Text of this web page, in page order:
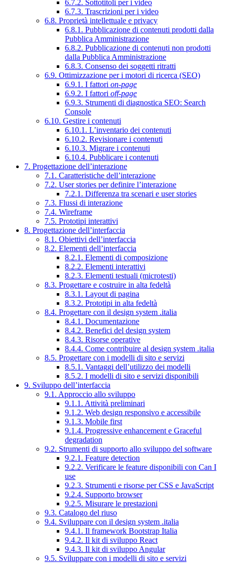
6.7.2. Sottotitoli per i video
6.7.3. Trascrizioni per i video
6.8. Proprietà intellettuale e privacy
6.8.1. Pubblicazione di contenuti prodotti dalla
Pubblica Amministrazione
6.8.2. Pubblicazione di contenuti non prodotti
dalla Pubblica Amministrazione
6.8.3. Consenso dei soggetti ritratti
6.9. Ottimizzazione per i motori di ricerca (SEO)
6.9.1. I fattori on-page
6.9.2. I fattori off-page
6.9.3. Strumenti di diagnostica SEO: Search
Console
6.10. Gestire i contenuti
6.10.1. L’inventario dei contenuti
6.10.2. Revisionare i contenuti
6.10.3. Migrare i contenuti
6.10.4. Pubblicare i contenuti
7. Progettazione dell’interazione
7.1. Caratteristiche dell’interazione
7.2. User stories per definire l’interazione
7.2.1. Differenza tra scenari e user stories
7.3. Flussi di interazione
7.4. Wireframe
7.5. Prototipi interattivi
8. Progettazione dell’interfaccia
8.1. Obiettivi dell’interfaccia
8.2. Elementi dell’interfaccia
8.2.1. Elementi di composizione
8.2.2. Elementi interattivi
8.2.3. Elementi testuali (microtesti)
8.3. Progettare e costruire in alta fedeltà
8.3.1. Layout di pagina
8.3.2. Prototipi in alta fedeltà
8.4. Progettare con il design system .italia
8.4.1. Documentazione
8.4.2. Benefici del design system
8.4.3. Risorse operative
8.4.4. Come contribuire al design system .italia
8.5. Progettare con i modelli di sito e servizi
8.5.1. Vantaggi dell’utilizzo dei modelli
8.5.2. I modelli di sito e servizi disponibili
9. Sviluppo dell’interfaccia
9.1. Approccio allo sviluppo
9.1.1. Attività preliminari
9.1.2. Web design responsivo e accessibile
9.1.3. Mobile first
9.1.4. Progressive enhancement e Graceful
degradation
9.2. Strumenti di supporto allo sviluppo del software
9.2.1. Feature detection
9.2.2. Verificare le feature disponibili con Can I
use
9.2.3. Strumenti e risorse per CSS e JavaScript
9.2.4. Supporto browser
9.2.5. Misurare le prestazioni
9.3. Catalogo del riuso
9.4. Sviluppare con il design system .italia
9.4.1. Il framework Bootstrap Italia
9.4.2. Il kit di sviluppo React
9.4.3. Il kit di sviluppo Angular
9.5. Sviluppare con i modelli di sito e servizi